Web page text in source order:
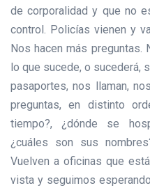
de corporalidad y que no
control. Policías vienen y
Nos hacen más preguntas.
lo que sucede, o sucederá,
pasaportes, nos llaman,
preguntas, en distinto
tiempo?, ¿dónde se
¿cuáles son sus
Vuelven a oficinas que
vista y seguimos